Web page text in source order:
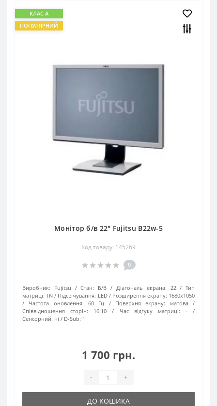
КЛАС А
ПОПУЛЯРНИЙ
Монітор б/в 22" Fujitsu B22w-5
Код товару: 145269
0
Виробник: Fujitsu Стан: Б/В Діагональ екрана: 22
Тип
матриці: TN Підсвічування: LED Розширення екрану: 1680х1050
Частота оновлення:
60 Гц Поверхня екрану:
матова
Співвідношення сторін:
16:10 Час відгуку матриці:
-
Сенсорний: ні D-Sub: 1
1 700 грн.
- +
ДО КОШИКА